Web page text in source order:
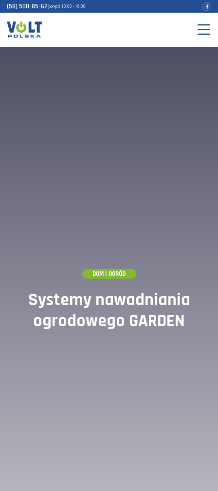
(58) 500-85-62(pon-pt) 10:00 - 16:00
DOM I OGRÓD
Systemy nawadniania
ogrodowego GARDEN